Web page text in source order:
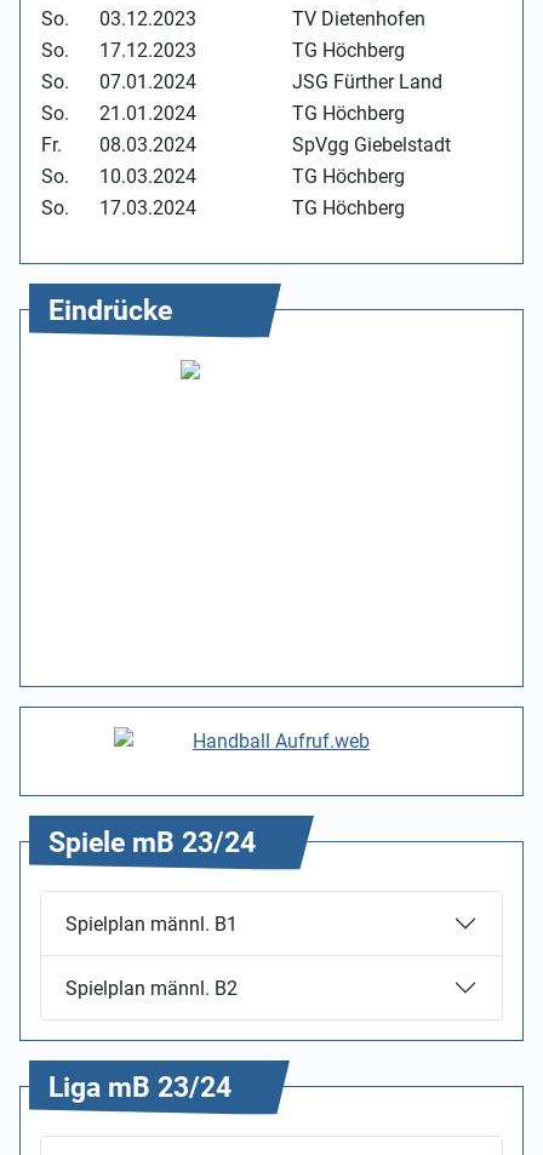
So.
03.12.2023
TV Dietenhofen
So.
17.12.2023
TG Höchberg
So.
07.01.2024
JSG Fürther Land
So.
21.01.2024
TG Höchberg
Fr.
08.03.2024
SpVgg Giebelstadt
So.
10.03.2024
TG Höchberg
So.
17.03.2024 TG Höchberg
Eindrücke
Spiele mB 23/24
Spielplan männl. B1
Spielplan männl. B2
Liga mB 23/24